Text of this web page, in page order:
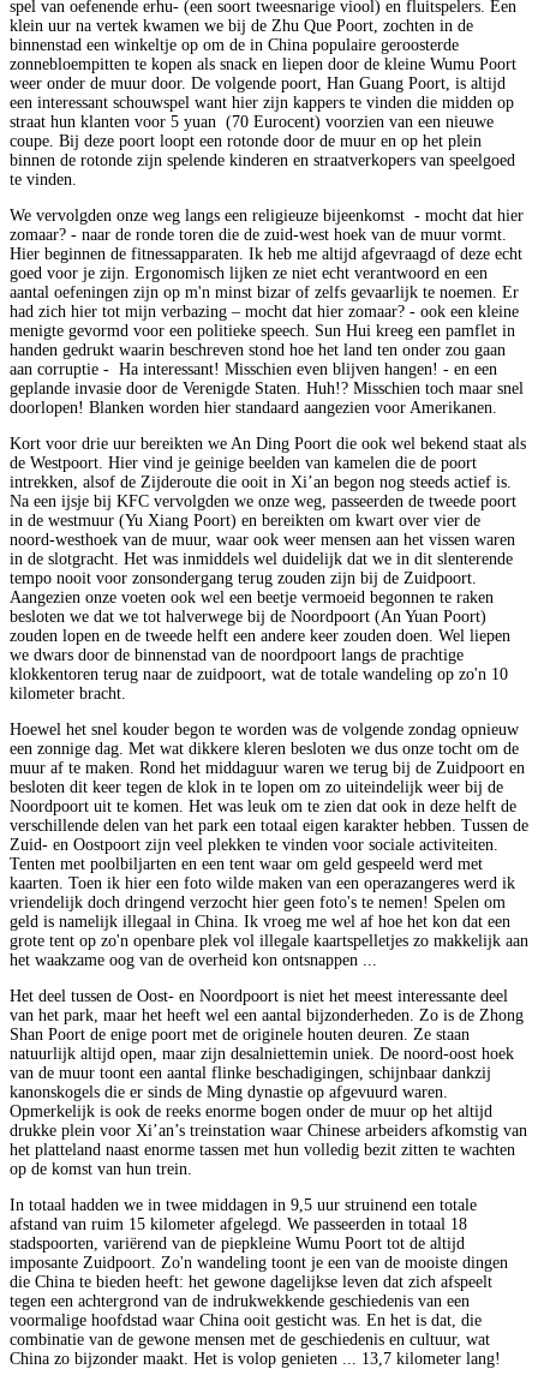
spel van oefenende erhu- (een soort tweesnarige viool) en fluitspelers. Een
klein uur na vertek kwamen we bij de Zhu Que Poort, zochten in de
binnenstad een winkeltje op om de in China populaire geroosterde
zonnebloempitten te kopen als snack en liepen door de kleine Wumu Poort
weer onder de muur door. De volgende poort, Han Guang Poort, is altijd
een interessant schouwspel want hier zijn kappers te vinden die midden op
straat hun klanten voor 5 yuan (70 Eurocent) voorzien van een nieuwe
coupe. Bij deze poort loopt een rotonde door de muur en op het plein
binnen de rotonde zijn spelende kinderen en straatverkopers van speelgoed
te vinden.
We vervolgden onze weg langs een religieuze bijeenkomst - mocht dat hier
zomaar? - naar de ronde toren die de zuid-west hoek van de muur vormt.
Hier beginnen de fitnessapparaten. Ik heb me altijd afgevraagd of deze echt
goed voor je zijn. Ergonomisch lijken ze niet echt verantwoord en een
aantal oefeningen zijn op m'n minst bizar of zelfs gevaarlijk te noemen. Er
had zich hier tot mijn verbazing – mocht dat hier zomaar? - ook een kleine
menigte gevormd voor een politieke speech. Sun Hui kreeg een pamflet in
handen gedrukt waarin beschreven stond hoe het land ten onder zou gaan
aan corruptie - Ha interessant! Misschien even blijven hangen! - en een
geplande invasie door de Verenigde Staten. Huh!? Misschien toch maar snel
doorlopen! Blanken worden hier standaard aangezien voor Amerikanen.
Kort voor drie uur bereikten we An Ding Poort die ook wel bekend staat als
de Westpoort. Hier vind je geinige beelden van kamelen die de poort
intrekken, alsof de Zijderoute die ooit in Xi’an begon nog steeds actief is.
Na een ijsje bij KFC vervolgden we onze weg, passeerden de tweede poort
in de westmuur (Yu Xiang Poort) en bereikten om kwart over vier de
noord-westhoek van de muur, waar ook weer mensen aan het vissen waren
in de slotgracht. Het was inmiddels wel duidelijk dat we in dit slenterende
tempo nooit voor zonsondergang terug zouden zijn bij de Zuidpoort.
Aangezien onze voeten ook wel een beetje vermoeid begonnen te raken
besloten we dat we tot halverwege bij de Noordpoort (An Yuan Poort)
zouden lopen en de tweede helft een andere keer zouden doen. Wel liepen
we dwars door de binnenstad van de noordpoort langs de prachtige
klokkentoren terug naar de zuidpoort, wat de totale wandeling op zo'n 10
kilometer bracht.
Hoewel het snel kouder begon te worden was de volgende zondag opnieuw
een zonnige dag. Met wat dikkere kleren besloten we dus onze tocht om de
muur af te maken. Rond het middaguur waren we terug bij de Zuidpoort en
besloten dit keer tegen de klok in te lopen om zo uiteindelijk weer bij de
Noordpoort uit te komen. Het was leuk om te zien dat ook in deze helft de
verschillende delen van het park een totaal eigen karakter hebben. Tussen de
Zuid- en Oostpoort zijn veel plekken te vinden voor sociale activiteiten.
Tenten met poolbiljarten en een tent waar om geld gespeeld werd met
kaarten. Toen ik hier een foto wilde maken van een operazangeres werd ik
vriendelijk doch dringend verzocht hier geen foto's te nemen! Spelen om
geld is namelijk illegaal in China. Ik vroeg me wel af hoe het kon dat een
grote tent op zo'n openbare plek vol illegale kaartspelletjes zo makkelijk aan
het waakzame oog van de overheid kon ontsnappen ...
Het deel tussen de Oost- en Noordpoort is niet het meest interessante deel
van het park, maar het heeft wel een aantal bijzonderheden. Zo is de Zhong
Shan Poort de enige poort met de originele houten deuren. Ze staan
natuurlijk altijd open, maar zijn desalniettemin uniek. De noord-oost hoek
van de muur toont een aantal flinke beschadigingen, schijnbaar dankzij
kanonskogels die er sinds de Ming dynastie op afgevuurd waren.
Opmerkelijk is ook de reeks enorme bogen onder de muur op het altijd
drukke plein voor Xi’an’s treinstation waar Chinese arbeiders afkomstig van
het platteland naast enorme tassen met hun volledig bezit zitten te wachten
op de komst van hun trein.
In totaal hadden we in twee middagen in 9,5 uur struinend een totale
afstand van ruim 15 kilometer afgelegd. We passeerden in totaal 18
stadspoorten, variërend van de piepkleine Wumu Poort tot de altijd
imposante Zuidpoort. Zo'n wandeling toont je een van de mooiste dingen
die China te bieden heeft: het gewone dagelijkse leven dat zich afspeelt
tegen een achtergrond van de indrukwekkende geschiedenis van een
voormalige hoofdstad waar China ooit gesticht was. En het is dat, die
combinatie van de gewone mensen met de geschiedenis en cultuur, wat
China zo bijzonder maakt. Het is volop genieten ... 13,7 kilometer lang!